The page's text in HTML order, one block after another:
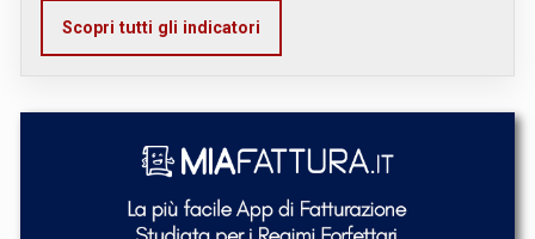
Scopri tutti gli indicatori